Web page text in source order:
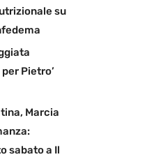
su
Pietro’
Marcia
sabato a Il